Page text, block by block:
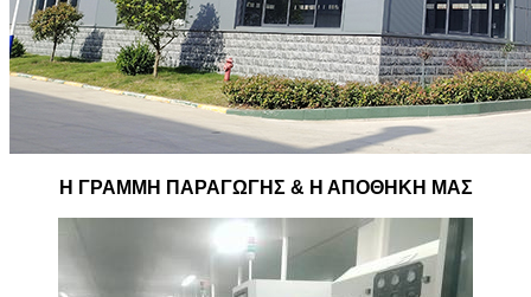
Η ΓΡΑΜΜΗ ΠΑΡΑΓΩΓΗΣ & Η ΑΠΟΘΗΚΗ ΜΑΣ